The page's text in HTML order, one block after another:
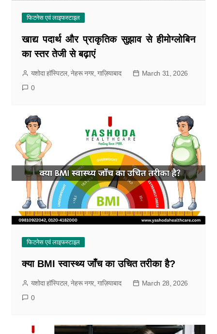
फिटनेस एवं लाइफस्टाइल
खाद्य पदार्थ और प्राकृतिक सुझाव से हीमोग्लोबिन
का स्तर तेजी से बढ़ाएं
यशोदा हॉस्पिटल, नेहरू नगर, गाज़ियाबाद
March 31, 2026
0
फिटनेस एवं लाइफस्टाइल
क्या BMI स्वास्थ्य जाँच का उचित तरीका है?
यशोदा हॉस्पिटल, नेहरू नगर, गाज़ियाबाद
March 28, 2026
0